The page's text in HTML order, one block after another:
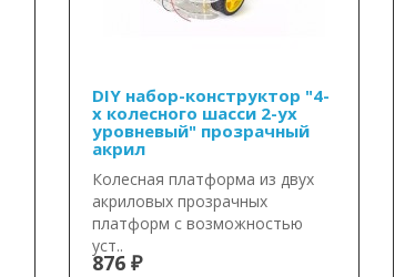
DIY набор-конструктор "4-
х колесного шасси 2-ух
уровневый" прозрачный
акрил
Колесная платформа из двух
акриловых прозрачных
платформ с возможностью
уст..
876 ₽